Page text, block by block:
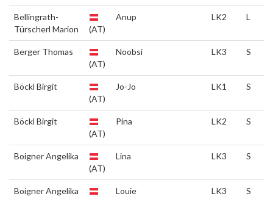
Bellingrath-
Türscherl Marion
(AT)
Anup LK2 L
Berger Thomas
(AT)
Noobsi LK3 S
Böckl Birgit
(AT)
Jo-Jo LK1 S
Böckl Birgit
(AT)
Pina LK2 S
Boigner Angelika
(AT)
Lina LK3 S
Boigner Angelika
Louie LK3 S